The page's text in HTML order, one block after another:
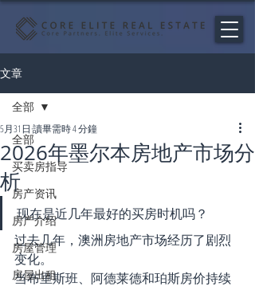
文章
全部
买卖房指导
房产资讯
房产介绍
房屋管理
房屋出租
全部
2026年墨尔本房地产市场分
析
5月31日 讀畢需時 4 分鐘
现在是近几年最好的买房时机吗？
过去几年，澳洲房地产市场经历了剧烈
变化。
当布里斯班、阿德莱德和珀斯房价持续